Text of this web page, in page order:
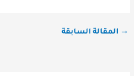
→ المقالة السابقة